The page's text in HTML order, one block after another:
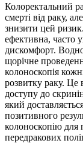
Колоректальний
смерті від раку,
знизити цей
ефективна, часто
дискомфорт.
щорічне
колоноскопія
розвитку раку. Це
доступу до
який
позитивного
колоноскопію для
передракових